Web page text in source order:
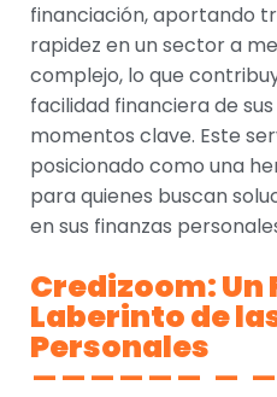
financiación, aportando
rapidez en un sector a
complejo, lo que
facilidad financiera de
momentos clave. Este
posicionado como una
para quienes buscan
en sus finanzas
Credizoom: Un
Laberinto de
Personales